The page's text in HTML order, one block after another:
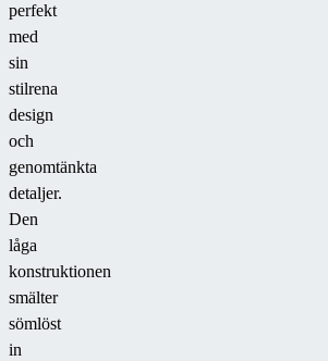
perfekt
med
sin
stilrena
design
och
genomtänkta
detaljer.
Den
låga
konstruktionen
smälter
sömlöst
in